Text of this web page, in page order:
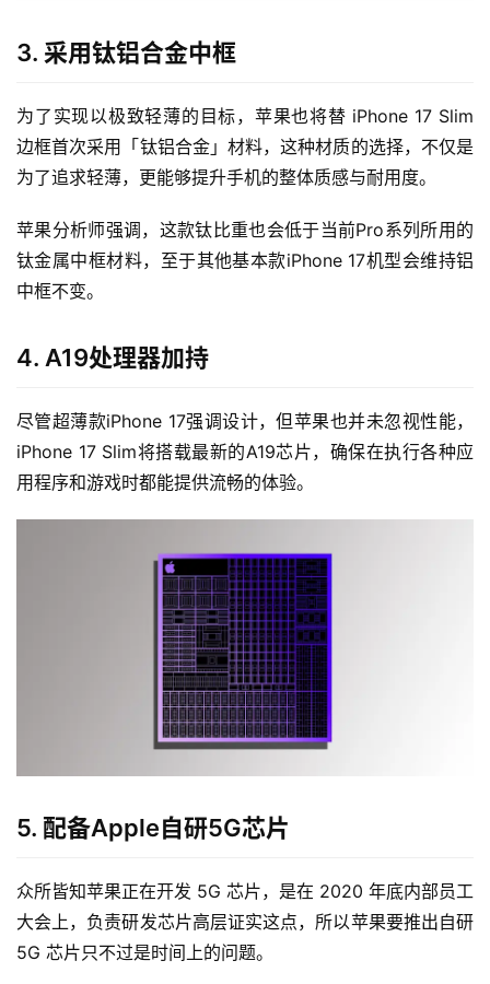
3. 采用钛铝合金中框
为了实现以极致轻薄的目标，苹果也将替 iPhone 17 Slim
边框首次采用「钛铝合金」材料，这种材质的选择，不仅是
为了追求轻薄，更能够提升手机的整体质感与耐用度。
苹果分析师强调，这款钛比重也会低于当前Pro系列所用的
钛金属中框材料，至于其他基本款iPhone 17机型会维持铝
中框不变。
4. A19处理器加持
尽管超薄款iPhone 17强调设计，但苹果也并未忽视性能，
iPhone 17 Slim将搭载最新的A19芯片，确保在执行各种应
用程序和游戏时都能提供流畅的体验。
5. 配备Apple自研5G芯片
众所皆知苹果正在开发 5G 芯片，是在 2020 年底内部员工
大会上，负责研发芯片高层证实这点，所以苹果要推出自研
5G 芯片只不过是时间上的问题。